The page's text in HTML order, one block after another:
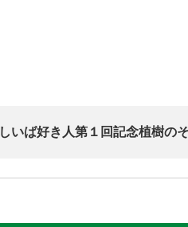
しいば好き人第１回記念植樹の